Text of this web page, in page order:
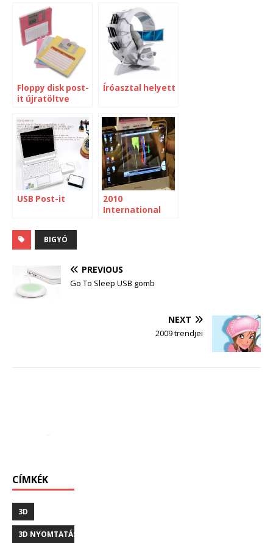
Floppy disk post-
it újratöltve
Íróasztal helyett
USB Post-it
2010
International
BIGYÓ
PREVIOUS
Go To Sleep USB gomb
NEXT
2009 trendjei
CÍMKÉK
3D
3D NYOMTATÁS